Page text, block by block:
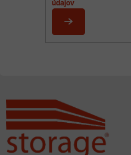
údajov
PRIHLÁSIŤ